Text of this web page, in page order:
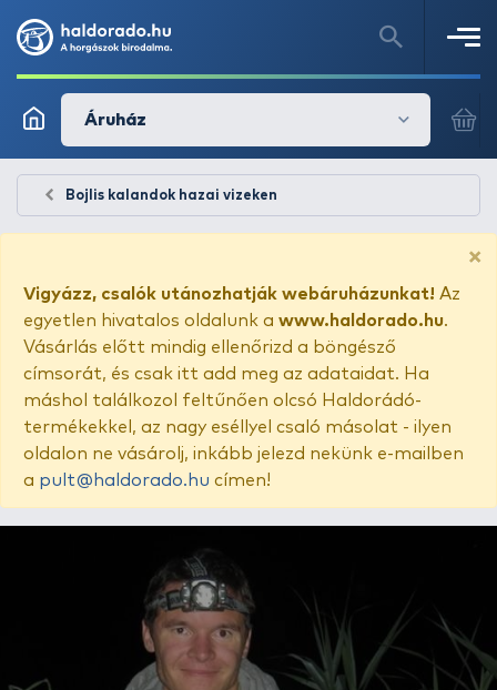
Áruház
Bojlis kalandok hazai vizeken
×
Vigyázz, csalók utánozhatják webáruházunkat! Az
egyetlen hivatalos oldalunk a www.haldorado.hu.
Vásárlás előtt mindig ellenőrizd a böngésző
címsorát, és csak itt add meg az adataidat. Ha
máshol találkozol feltűnően olcsó Haldorádó-
termékekkel, az nagy eséllyel csaló másolat - ilyen
oldalon ne vásárolj, inkább jelezd nekünk e-mailben
a pult@haldorado.hu címen!